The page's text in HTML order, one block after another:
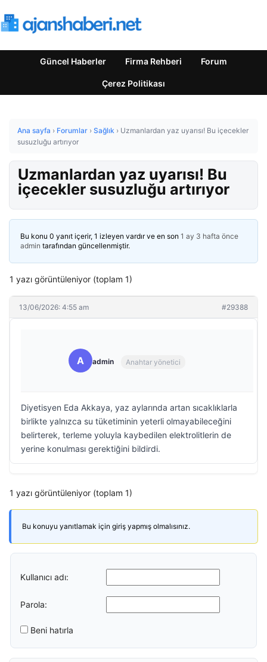
Güncel Haberler Firma Rehberi Forum
Çerez Politikası
Ana sayfa › Forumlar › Sağlık › Uzmanlardan yaz uyarısı! Bu içecekler
susuzluğu artırıyor
Uzmanlardan yaz uyarısı! Bu
içecekler susuzluğu artırıyor
Bu konu 0 yanıt içerir, 1 izleyen vardır ve en son 1 ay 3 hafta önce
admin tarafından güncellenmiştir.
1 yazı görüntüleniyor (toplam 1)
13/06/2026: 4:55 am #29388
A admin Anahtar yönetici
Diyetisyen Eda Akkaya, yaz aylarında artan sıcaklıklarla
birlikte yalnızca su tüketiminin yeterli olmayabileceğini
belirterek, terleme yoluyla kaybedilen elektrolitlerin de
yerine konulması gerektiğini bildirdi.
1 yazı görüntüleniyor (toplam 1)
Bu konuyu yanıtlamak için giriş yapmış olmalısınız.
Kullanıcı adı:
Parola:
Beni hatırla